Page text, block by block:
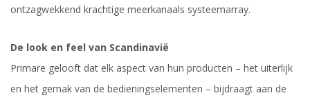
ontzagwekkend krachtige meerkanaals systeemarray.
De look en feel van Scandinavië
Primare gelooft dat elk aspect van hun producten – het uiterlijk
en het gemak van de bedieningselementen – bijdraagt ​​aan de